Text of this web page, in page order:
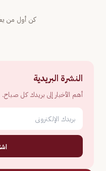
كن أول من
النشرة البريدية
أهم الأخبار إلى بريدك كل صباح.